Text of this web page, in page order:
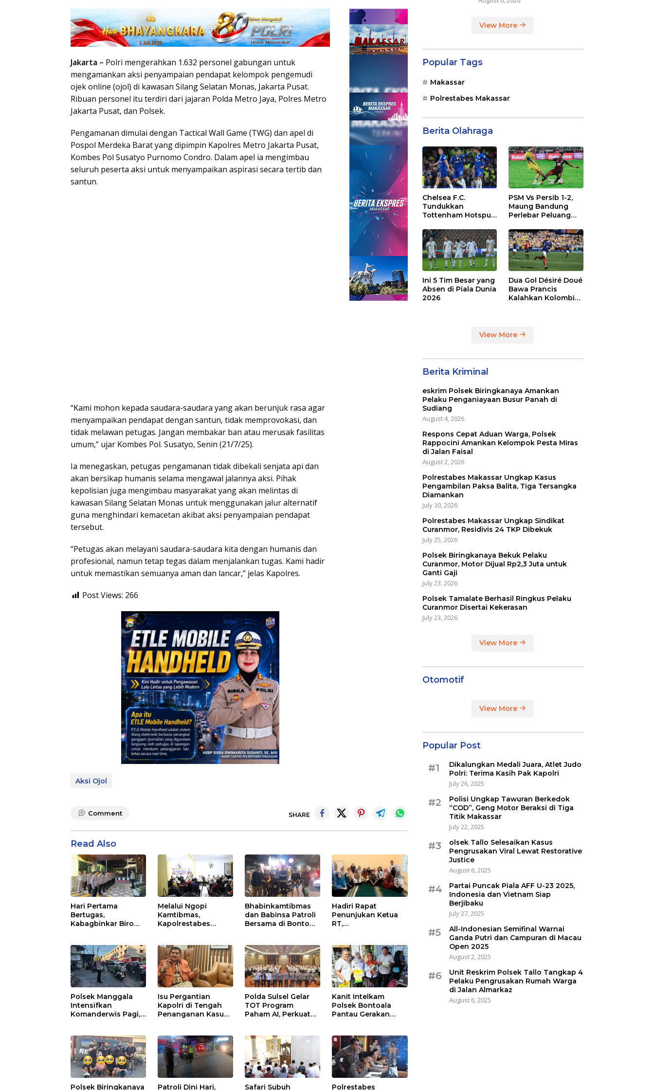
Jakarta – Polri mengerahkan 1.632 personel gabungan untuk
mengamankan aksi penyampaian pendapat kelompok pengemudi
ojek online (ojol) di kawasan Silang Selatan Monas, Jakarta Pusat.
Ribuan personel itu terdiri dari jajaran Polda Metro Jaya, Polres Metro
Jakarta Pusat, dan Polsek.
Pengamanan dimulai dengan Tactical Wall Game (TWG) dan apel di
Pospol Merdeka Barat yang dipimpin Kapolres Metro Jakarta Pusat,
Kombes Pol Susatyo Purnomo Condro. Dalam apel ia mengimbau
seluruh peserta aksi untuk menyampaikan aspirasi secara tertib dan
santun.
“Kami mohon kepada saudara-saudara yang akan berunjuk rasa agar
menyampaikan pendapat dengan santun, tidak memprovokasi, dan
tidak melawan petugas. Jangan membakar ban atau merusak fasilitas
umum,” ujar Kombes Pol. Susatyo, Senin (21/7/25).
Ia menegaskan, petugas pengamanan tidak dibekali senjata api dan
akan bersikap humanis selama mengawal jalannya aksi. Pihak
kepolisian juga mengimbau masyarakat yang akan melintas di
kawasan Silang Selatan Monas untuk menggunakan jalur alternatif
guna menghindari kemacetan akibat aksi penyampaian pendapat
tersebut.
“Petugas akan melayani saudara-saudara kita dengan humanis dan
profesional, namun tetap tegas dalam menjalankan tugas. Kami hadir
untuk memastikan semuanya aman dan lancar,” jelas Kapolres.
Post Views: 266
Aksi Ojol
Comment SHARE
Read Also
Hari Pertama
Bertugas,
Kabagbinkar Biro
dan Pertahankan
Kebersihan
Melalui Ngopi
Kamtibmas,
Kapolrestabes
Warga Tamalate
Bhabinkamtibmas
dan Babinsa Patroli
Bersama di Bonto
Kamtibmas
Hadiri Rapat
Penunjukan Ketua
RT,
Pentingnya Sinergi
dengan Warga
Polsek Manggala
Intensifkan
Komanderwis Pagi,
Isu Pergantian
Kapolri di Tengah
Penanganan Kasus
Polda Sulsel Gelar
TOT Program
Paham AI, Perkuat
Kanit Intelkam
Polsek Bontoala
Pantau Gerakan
Berjalan Aman dan
Tertib
Polsek Biringkanaya Patroli Dini Hari, Safari Subuh Polrestabes
View More
Popular Tags
Makassar
Polrestabes Makassar
Berita Olahraga
Chelsea F.C.
Tundukkan
Tottenham Hotspur
Bridge
PSM Vs Persib 1-2,
Maung Bandung
Perlebar Peluang
League
Ini 5 Tim Besar yang
Absen di Piala Dunia
2026
Dua Gol Désiré Doué
Bawa Prancis
Kalahkan Kolombia
View More
Berita Kriminal
eskrim Polsek Biringkanaya Amankan
Pelaku Penganiayaan Busur Panah di
Sudiang
August 4, 2026
Respons Cepat Aduan Warga, Polsek
Rappocini Amankan Kelompok Pesta Miras
di Jalan Faisal
August 2, 2026
Polrestabes Makassar Ungkap Kasus
Pengambilan Paksa Balita, Tiga Tersangka
Diamankan
July 30, 2026
Polrestabes Makassar Ungkap Sindikat
Curanmor, Residivis 24 TKP Dibekuk
July 25, 2026
Polsek Biringkanaya Bekuk Pelaku
Curanmor, Motor Dijual Rp2,3 Juta untuk
Ganti Gaji
July 23, 2026
Polsek Tamalate Berhasil Ringkus Pelaku
Curanmor Disertai Kekerasan
July 23, 2026
View More
Otomotif
View More
Popular Post
#1
Dikalungkan Medali Juara, Atlet Judo
Polri: Terima Kasih Pak Kapolri
July 26, 2025
#2
Polisi Ungkap Tawuran Berkedok
“COD”, Geng Motor Beraksi di Tiga
Titik Makassar
July 22, 2025
#3
olsek Tallo Selesaikan Kasus
Pengrusakan Viral Lewat Restorative
Justice
August 6, 2025
#4
Partai Puncak Piala AFF U-23 2025,
Indonesia dan Vietnam Siap
Berjibaku
July 27, 2025
#5
All-Indonesian Semifinal Warnai
Ganda Putri dan Campuran di Macau
Open 2025
August 2, 2025
#6
Unit Reskrim Polsek Tallo Tangkap 4
Pelaku Pengrusakan Rumah Warga
di Jalan Almarkaz
August 6, 2025